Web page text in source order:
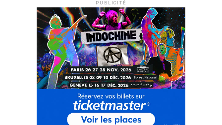
PUBLICITÉ